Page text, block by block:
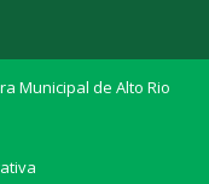
Municipal de Alto Rio